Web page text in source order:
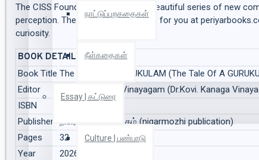
நாட்டுப்புறகதைகள்
நீள்கதைகள்
Essay | கட்டுரை
Culture | பண்பாடு
The CISS Foundation brings you a beautiful series of new
perception. These books are waiting for you at
curiosity.
BOOK DETAILS
Book Title The Tale Of A GURUKULAM (The Tale Of A
Editor
Dr.Kovi. Kanaga Vinayagam (Dr.Kovi. Kanaga
ISBN
Publisher
நிகர்மொழி பதிப்பகம் (nigarmozhi publication)
Pages
32
Year
2026